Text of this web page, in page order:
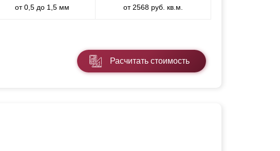
от 0,5 до 1,5 мм от 2568 руб. кв.м.
Расчитать стоимость